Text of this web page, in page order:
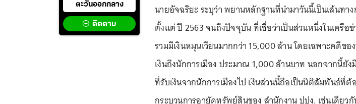
ตะวันออกกลาง
ติดตาม
นายอัจฉริยะ ระบุว่า พยานหลักฐานที่นำมาวันนี้เป็นเส้นทาง
ตั้งแต่ ปี 2563 จนถึงปัจจุบัน ที่เชื่อว่าเป็นส่วนหนึ่งในเครือ
รวมมีเงินหมุนเวียนมากกว่า 15,000 ล้าน โดยเฉพาะคดีข
เงินถึงนักการเมือง ประมาณ 1,000 ล้านบาท นอกจากนี้ยั
ที่รับเงินจากนักการเมืองไป เงินส่วนนี้ถือเป็นนิติสัมพันธ์ที่ต้
กระบวนการอายัดทรัพย์สินของ สำนักงาน ปปง. เช่นเดีย